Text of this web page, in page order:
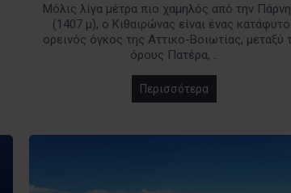
Μόλις λίγα μέτρα πιο χαμηλός από την
(1407 μ), ο Κιθαιρώνας είναι ένας
ορεινός όγκος της Αττικο-Βοιωτίας, μεταξύ
όρους Πατέρα, ..
Περισσότερα